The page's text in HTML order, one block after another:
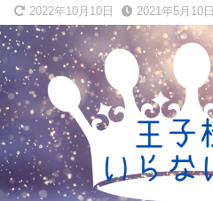
2022年10月10日 2021年5月10日